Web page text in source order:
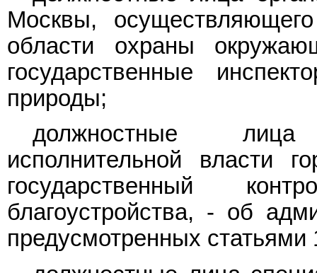
Москвы,
области охраны
государственные
природы;
должностные лица
исполнительной власти
государственный
благоустройства, - об
предусмотренных